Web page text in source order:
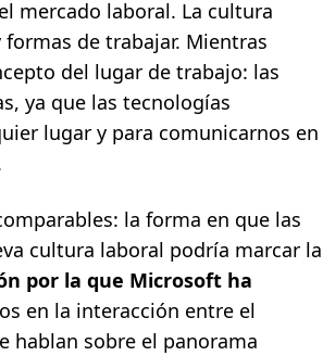
mercado laboral. La cultura
de trabajar. Mientras
del lugar de trabajo: las
ya que las tecnologías
lugar y para comunicarnos en
la forma en que las
cultura laboral podría marcar la
por la que Microsoft ha
en la interacción entre el
hablan sobre el panorama